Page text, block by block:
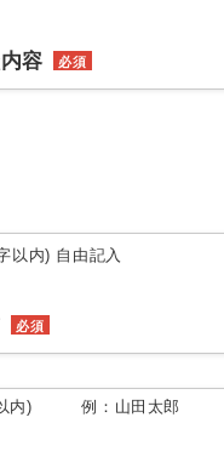
容 必須
以内) 自由記入
必須
以内) 例：山田太郎